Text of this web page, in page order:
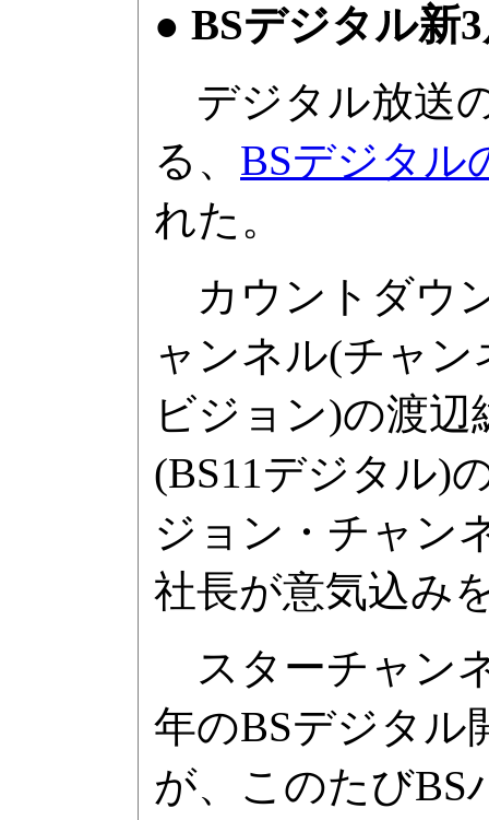
● BSデジタル新
デジタル放送
る、 BSデジタル
れた。
カウントダウ
ャンネル(チャ
ビジョン)の渡辺
(BS11デジタル)
ジョン・チャン
社長が意気込み
スターチャン
年のBSデジタル
が、このたびBS